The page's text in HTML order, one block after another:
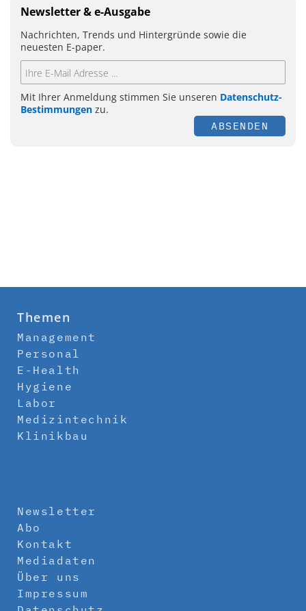
Newsletter & e-Ausgabe
Nachrichten, Trends und Hintergründe sowie die
neuesten E-paper.
Mit Ihrer Anmeldung stimmen Sie unseren Datenschutz-
Bestimmungen zu.
ABSENDEN
Themen
Management
Personal
E-Health
Hygiene
Labor
Medizintechnik
Klinikbau
Newsletter
Abo
Kontakt
Mediadaten
Über uns
Impressum